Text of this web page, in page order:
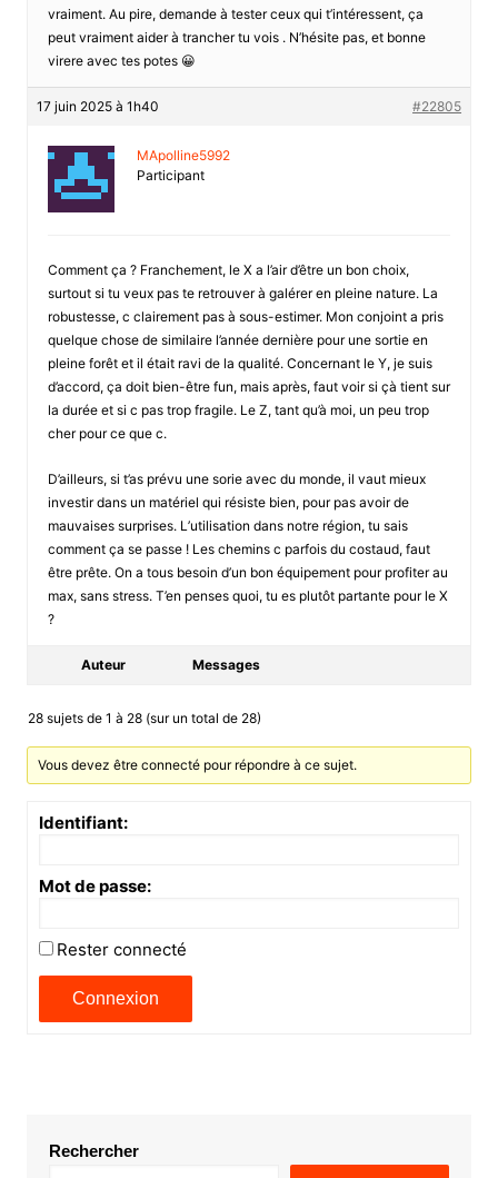
vraiment. Au pire, demande à tester ceux qui t’intéressent, ça
peut vraiment aider à trancher tu vois . N’hésite pas, et bonne
virere avec tes potes 😀
17 juin 2025 à 1h40 #22805
MApolline5992
Participant
Comment ça ? Franchement, le X a l’air d’être un bon choix,
surtout si tu veux pas te retrouver à galérer en pleine nature. La
robustesse, c clairement pas à sous-estimer. Mon conjoint a pris
quelque chose de similaire l’année dernière pour une sortie en
pleine forêt et il était ravi de la qualité. Concernant le Y, je suis
d’accord, ça doit bien-être fun, mais après, faut voir si çà tient sur
la durée et si c pas trop fragile. Le Z, tant qu’à moi, un peu trop
cher pour ce que c.
D’ailleurs, si t’as prévu une sorie avec du monde, il vaut mieux
investir dans un matériel qui résiste bien, pour pas avoir de
mauvaises surprises. L’utilisation dans notre région, tu sais
comment ça se passe ! Les chemins c parfois du costaud, faut
être prête. On a tous besoin d’un bon équipement pour profiter au
max, sans stress. T’en penses quoi, tu es plutôt partante pour le X
?
Auteur Messages
28 sujets de 1 à 28 (sur un total de 28)
Vous devez être connecté pour répondre à ce sujet.
Identifiant:
Mot de passe:
Rester connecté
Connexion
Rechercher